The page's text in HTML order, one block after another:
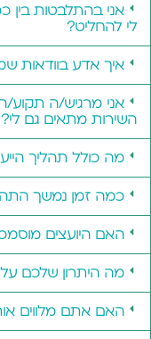
אני בהתלבטות בין
לי להחליט?
איך אדע בוודאות
אני מרגיש/ה תקוע/
השירות מתאים גם לי?
מה כולל תהליך
כמה זמן נמשך
האם היועצים
מה היתרון שלכם על
האם אתם מלווים